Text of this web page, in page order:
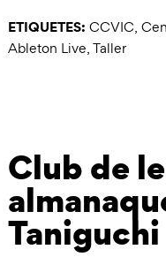
ETIQUETES: CCVIC,
Ableton Live,Taller
Club de
Taniguchi